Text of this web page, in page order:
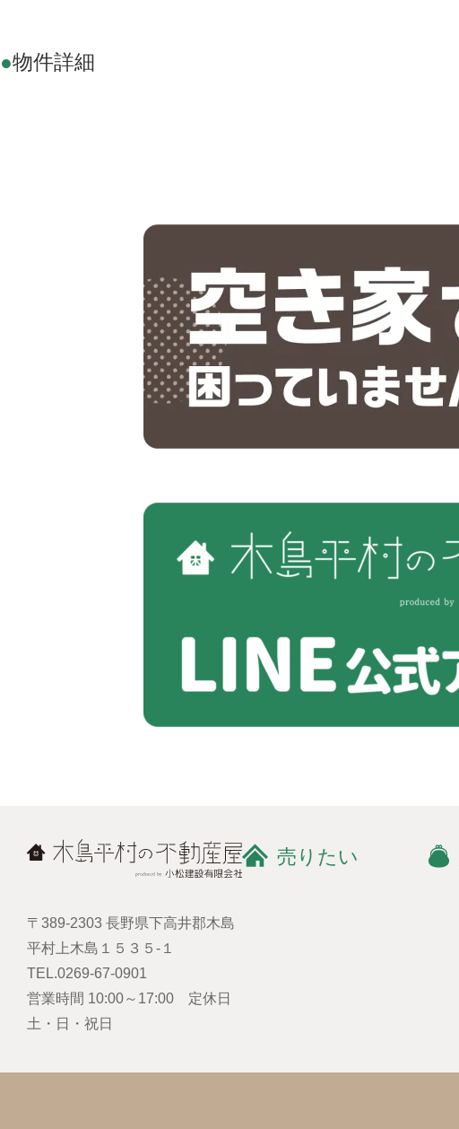
●物件詳細
〒389-2303 長野県下高井郡木島
平村上木島１５３５-１
TEL.0269-67-0901
営業時間 10:00～17:00 定休日
土・日・祝日
売りたい